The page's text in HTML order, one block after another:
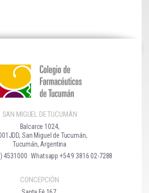
SAN MIGUEL DE TUCUMÁN
Balcarce 1024,
San Miguel de Tucumán,
Tucumán, Argentina
4531000 Whatsapp +54 9 3816 02-7288
CONCEPCIÓN